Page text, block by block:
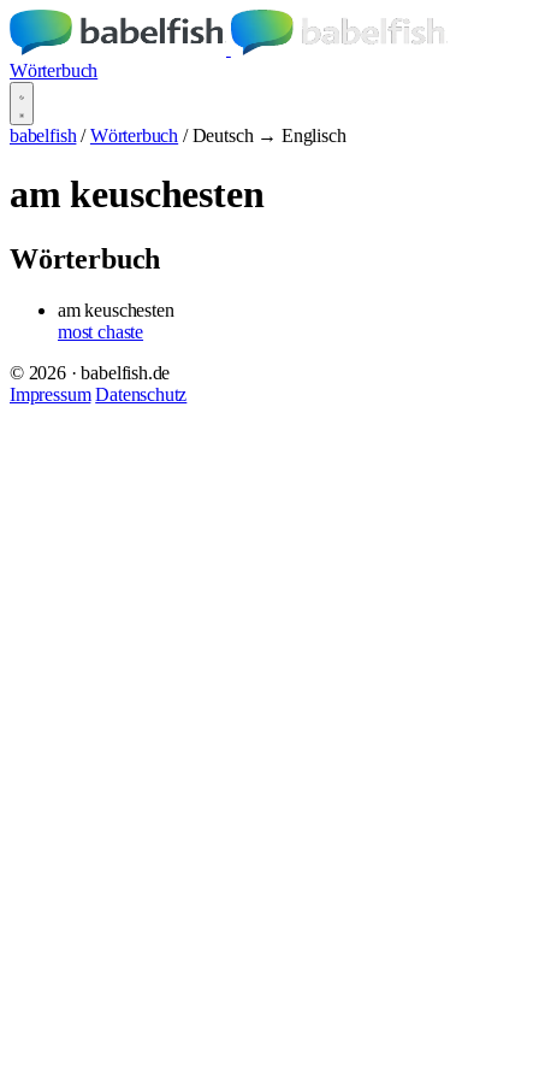
Wörterbuch
babelfish / Wörterbuch / Deutsch → Englisch
am keuschesten
Wörterbuch
am keuschesten
most chaste
© 2026 · babelfish.de
Impressum Datenschutz